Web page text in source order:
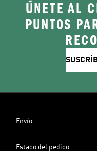
ÚNETE AL
PUNTOS
Envío
Estado del pedido